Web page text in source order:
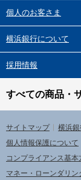
個人のお客さま
横浜銀行について
採用情報
すべての商品・
サイトマップ 横浜
個人情報保護について
コンプライアンス基本
マネー・ローンダリ